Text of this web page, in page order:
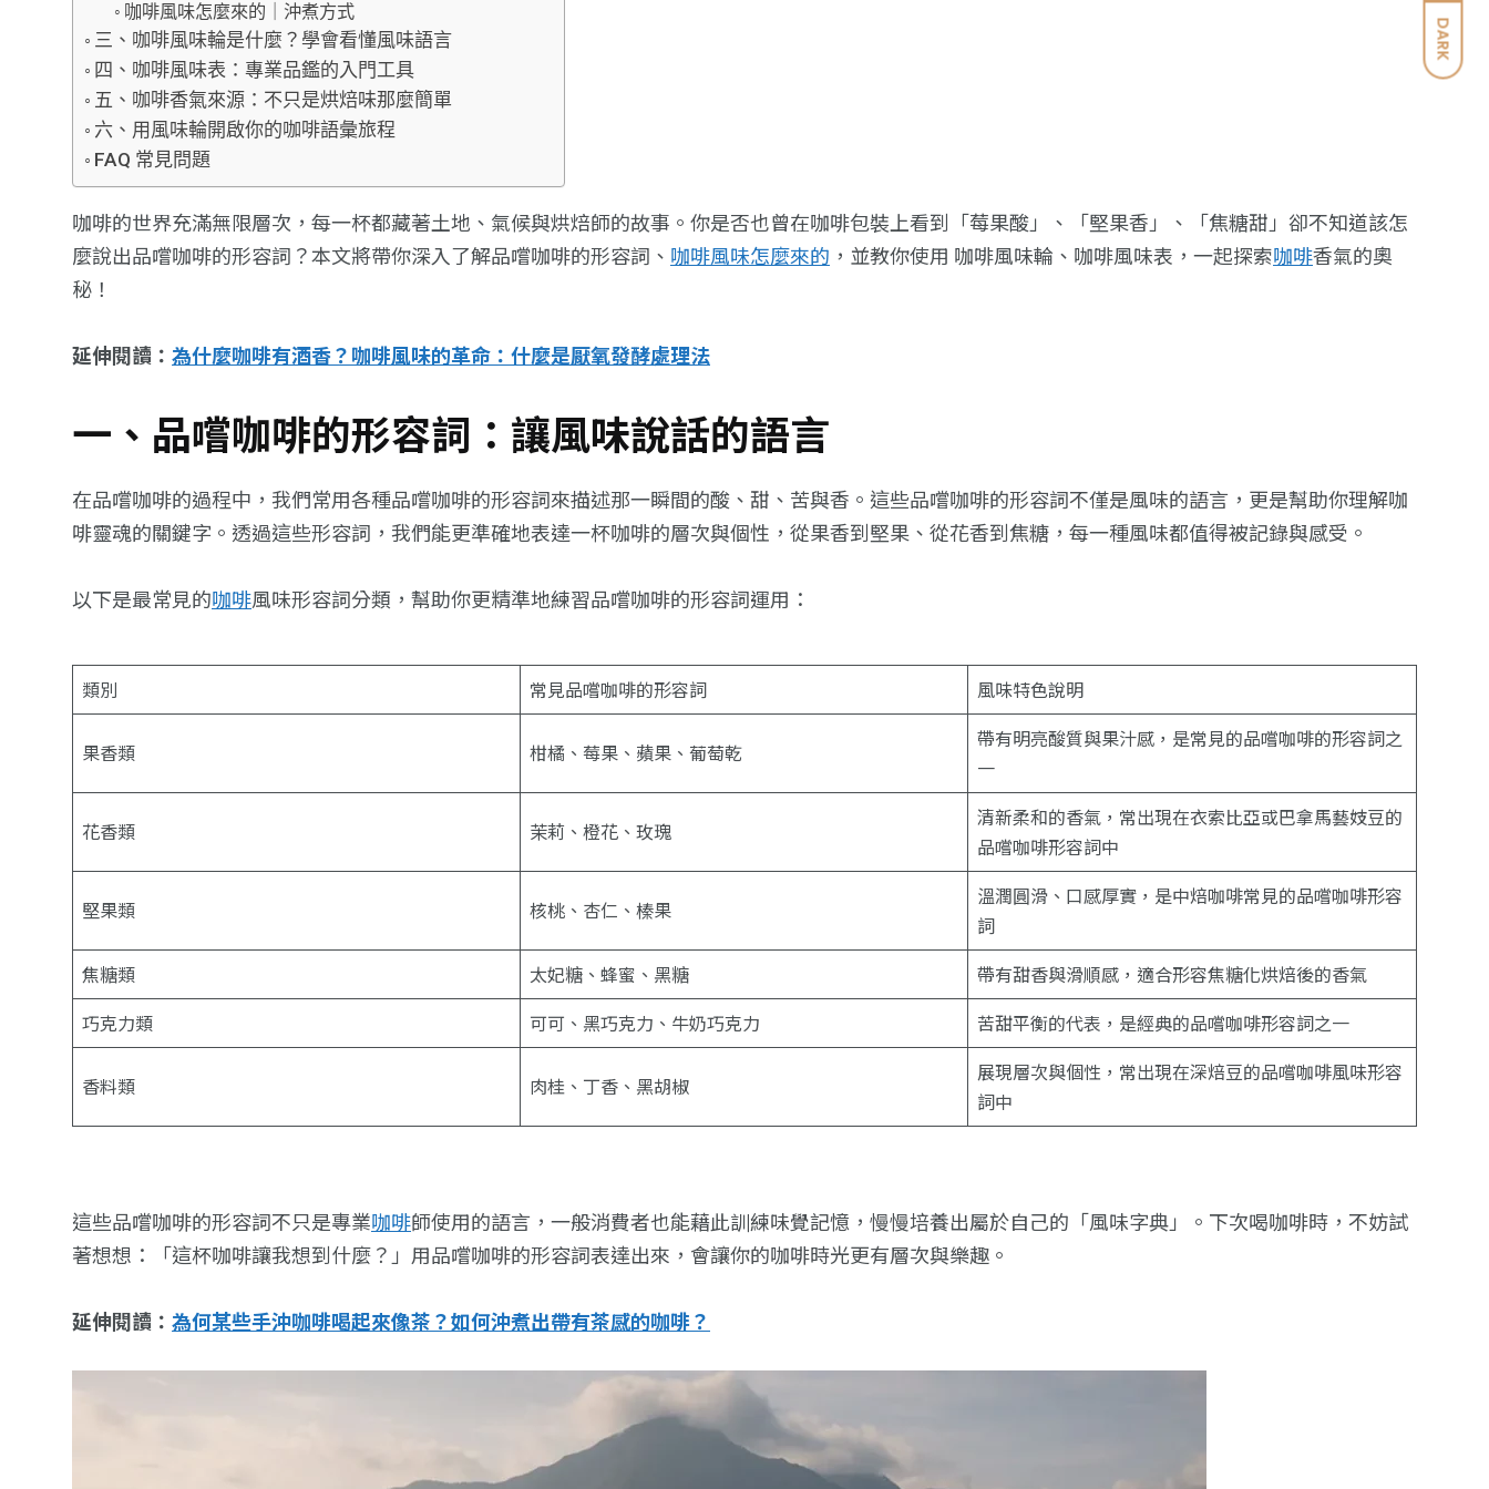
DARK
咖啡風味怎麼來的｜沖煮方式
三、咖啡風味輪是什麼？學會看懂風味語言
四、咖啡風味表：專業品鑑的入門工具
五、咖啡香氣來源：不只是烘焙味那麼簡單
六、用風味輪開啟你的咖啡語彙旅程
FAQ 常見問題
咖啡的世界充滿無限層次，每一杯都藏著土地、氣候與烘焙師的故事。你是否也曾在咖啡包裝上看到「莓果酸」、「堅果香」、「焦糖甜」卻不知道該怎
麼說出品嚐咖啡的形容詞？本文將帶你深入了解品嚐咖啡的形容詞、 咖啡風味怎麼來的 ，並教你使用 咖啡風味輪、咖啡風味表，一起探索咖啡香氣的奧
秘！
延伸閱讀： 為什麼咖啡有酒香？咖啡風味的革命：什麼是厭氧發酵處理法
一、品嚐咖啡的形容詞：讓風味說話的語言
在品嚐咖啡的過程中，我們常用各種品嚐咖啡的形容詞來描述那一瞬間的酸、甜、苦與香。這些品嚐咖啡的形容詞不僅是風味的語言，更是幫助你理解咖
啡靈魂的關鍵字。透過這些形容詞，我們能更準確地表達一杯咖啡的層次與個性，從果香到堅果、從花香到焦糖，每一種風味都值得被記錄與感受。
以下是最常見的咖啡風味形容詞分類，幫助你更精準地練習品嚐咖啡的形容詞運用：
類別 常見品嚐咖啡的形容詞 風味特色說明
果香類 柑橘、莓果、蘋果、葡萄乾
帶有明亮酸質與果汁感，是常見的品嚐咖啡的形容詞之
一
花香類 茉莉、橙花、玫瑰
清新柔和的香氣，常出現在衣索比亞或巴拿馬藝妓豆的
品嚐咖啡形容詞中
堅果類 核桃、杏仁、榛果
溫潤圓滑、口感厚實，是中焙咖啡常見的品嚐咖啡形容
詞
焦糖類
太妃糖、蜂蜜、黑糖
帶有甜香與滑順感，適合形容焦糖化烘焙後的香氣
巧克力類
可可、黑巧克力、牛奶巧克力 苦甜平衡的代表，是經典的品嚐咖啡形容詞之一
香料類 肉桂、丁香、黑胡椒
展現層次與個性，常出現在深焙豆的品嚐咖啡風味形容
詞中
這些品嚐咖啡的形容詞不只是專業咖啡師使用的語言，一般消費者也能藉此訓練味覺記憶，慢慢培養出屬於自己的「風味字典」。下次喝咖啡時，不妨試
著想想：「這杯咖啡讓我想到什麼？」用品嚐咖啡的形容詞表達出來，會讓你的咖啡時光更有層次與樂趣。
延伸閱讀： 為何某些手沖咖啡喝起來像茶？如何沖煮出帶有茶感的咖啡？